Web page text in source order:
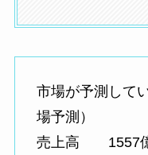
市場が予測して
場予測）
売上高 1557億